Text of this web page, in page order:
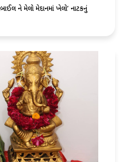
ને મેલો મેદાનમાં ખેલો’ નાટકનું